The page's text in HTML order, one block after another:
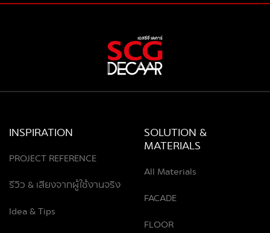
INSPIRATION
PROJECT REFERENCE
รีวิว & เสียงจากผู้ใช้งานจริง
Idea & Tips
SOLUTION &
MATERIALS
All Materials
FACADE
FLOOR